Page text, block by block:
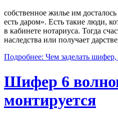
собственное жилье им
есть даром». Есть такие люди,
в кабинете нотариуса. Тогда
наследства или получает
Подробнее: Чем заделать
Шифер 6
монтируется